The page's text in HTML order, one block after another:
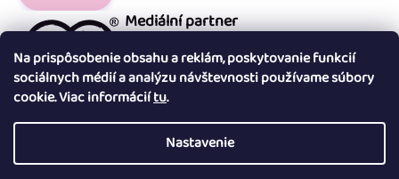
Na prispôsobenie obsahu a reklám, poskytovanie funkcií
sociálnych médií a analýzu návštevnosti používame súbory
cookie. Viac informáciítu.
Nastavenie
Mediální partner